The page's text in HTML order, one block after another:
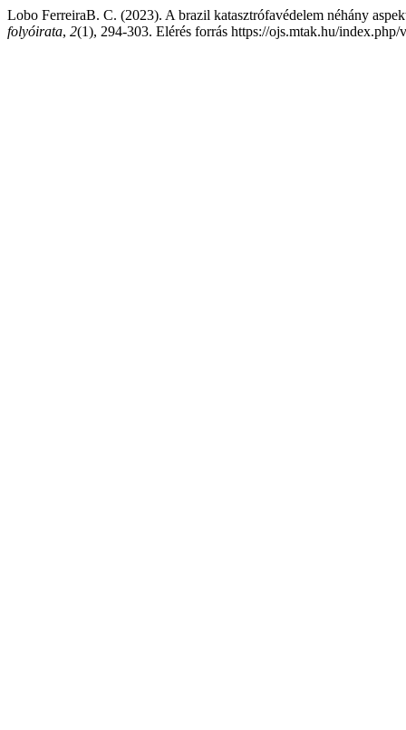
Lobo FerreiraB. C. (2023). A brazil katasztrófavédelem néhány
folyóirata, 2(1), 294-303. Elérés forrás https://ojs.mtak.hu/